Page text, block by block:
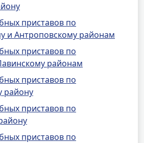
приставов по
и Антроповскому районам
приставов по
районам
приставов по
району
приставов по
приставов по